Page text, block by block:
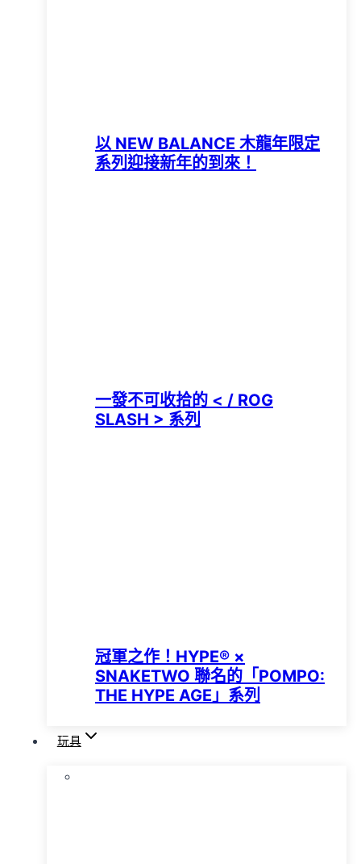
以 NEW BALANCE 木龍年限定
系列迎接新年的到來！
一發不可收拾的 < / ROG
SLASH > 系列
冠軍之作！HYPE®️ ×
SNAKETWO 聯名的「POMPO:
THE HYPE AGE」系列
玩具